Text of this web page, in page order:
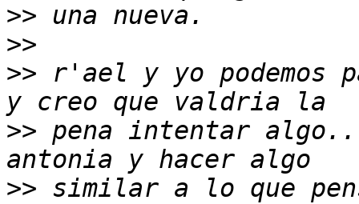
>>
>>
>> r'ael y yo podemos
>> pena intentar
>> similar a lo que